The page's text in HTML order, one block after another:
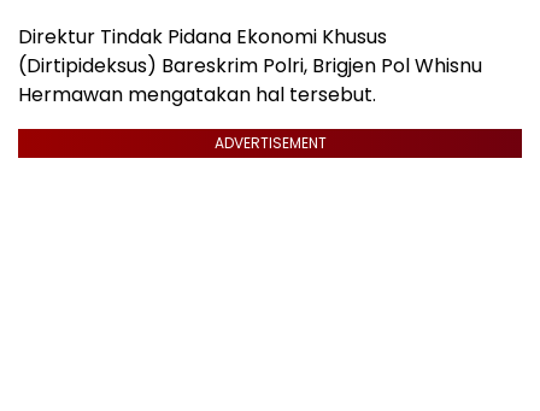
Direktur Tindak Pidana Ekonomi Khusus
(Dirtipideksus) Bareskrim Polri, Brigjen Pol Whisnu
Hermawan mengatakan hal tersebut.
ADVERTISEMENT